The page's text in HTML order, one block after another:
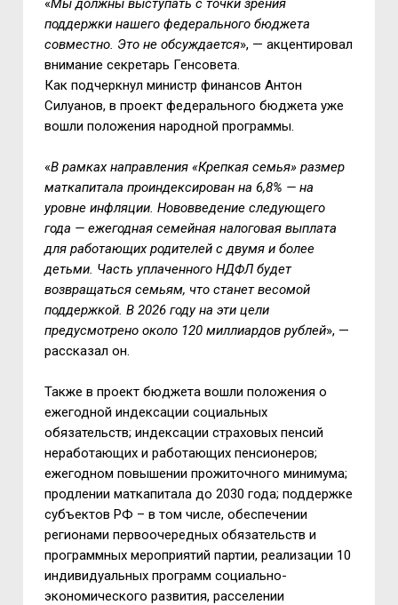
«Мы должны выступать с точки зрения
поддержки нашего федерального бюджета
совместно. Это не обсуждается», — акцентировал
внимание секретарь Генсовета.
Как подчеркнул министр финансов Антон
Силуанов, в проект федерального бюджета уже
вошли положения народной программы.
«В рамках направления «Крепкая семья» размер
маткапитала проиндексирован на 6,8% — на
уровне инфляции. Нововведение следующего
года — ежегодная семейная налоговая выплата
для работающих родителей с двумя и более
детьми. Часть уплаченного НДФЛ будет
возвращаться семьям, что станет весомой
поддержкой. В 2026 году на эти цели
предусмотрено около 120 миллиардов рублей», —
рассказал он.
Также в проект бюджета вошли положения о
ежегодной индексации социальных
обязательств; индексации страховых пенсий
неработающих и работающих пенсионеров;
ежегодном повышении прожиточного минимума;
продлении маткапитала до 2030 года; поддержке
субъектов РФ – в том числе, обеспечении
регионами первоочередных обязательств и
программных мероприятий партии, реализации 10
индивидуальных программ социально-
экономического развития, расселении